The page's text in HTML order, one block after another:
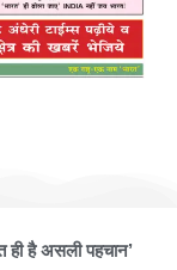
ही है असली पहचान’